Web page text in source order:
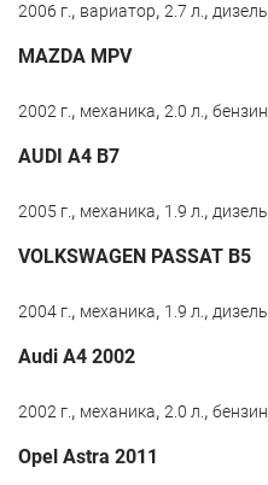
2006 г., вариатор, 2.7 л., дизель
MAZDA MPV
2002 г., механика, 2.0 л., бензин
AUDI A4 B7
2005 г., механика, 1.9 л., дизель
VOLKSWAGEN PASSAT B5
2004 г., механика, 1.9 л., дизель
Audi A4 2002
2002 г., механика, 2.0 л., бензин
Opel Astra 2011